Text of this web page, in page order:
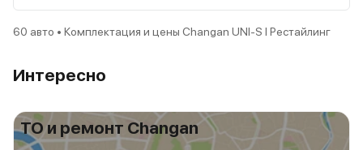
60 авто • Комплектация и цены Changan UNI-S I Рестайлинг
Интересно
ТО и ремонт Changan